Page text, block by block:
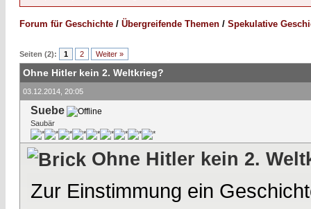
Forum für Geschichte / Übergreifende Themen / Spekulative
Seiten (2): 1 2 Weiter »
Ohne Hitler kein 2. Weltkrieg?
03.12.2014, 20:05
Suebe
Saubär
Ohne Hitler kein 2.
Zur Einstimmung ein